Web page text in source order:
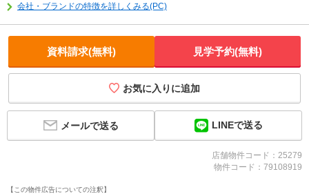
会社・ブランドの特徴を詳しくみる(PC)
資料請求(無料) 見学予約(無料)
お気に入りに追加
メールで送る LINEで送る
店舗物件コード：25279
物件コード：79108919
【この物件広告についての注釈】